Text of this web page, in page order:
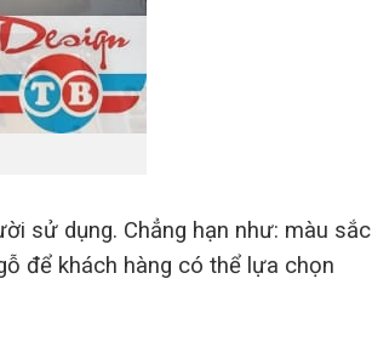
sử dụng. Chẳng hạn như: màu sắc
để khách hàng có thể lựa chọn